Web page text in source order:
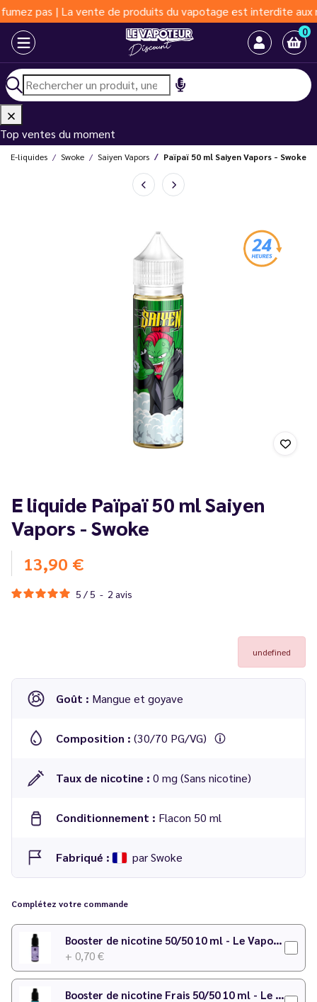
pas | La vente de produits du vapotage est interdite aux
0
Top ventes du moment
E-liquides Swoke Saiyen Vapors Païpaï 50 ml Saiyen Vapors - Swoke
E liquide Païpaï 50 ml Saiyen
Vapors - Swoke
13,90 €
5 / 5 - 2 avis
undefined
Goût : Mangue et goyave
Composition : (30/70 PG/VG)
Taux de nicotine : 0 mg (Sans nicotine)
Conditionnement : Flacon 50 ml
Fabriqué : par Swoke
Complétez votre commande
Booster de nicotine 50/50 10 ml - Le Vapoteur Discount
+ 0,70 €
Booster de nicotine Frais 50/50 10 ml - Le Vapoteur Discount